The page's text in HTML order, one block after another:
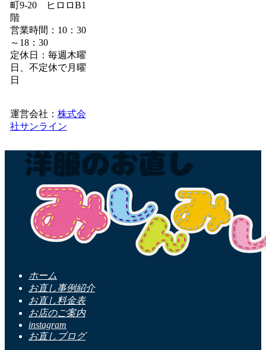
町9-20 ヒロロB1
階
営業時間：10：30
～18：30
定休日：毎週木曜
日、不定休で月曜
日
運営会社： 株式会
社サンライン
ホーム
お直し事例紹介
お直し料金表
お店のご案内
instagram
お直しブログ